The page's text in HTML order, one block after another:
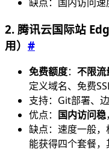
2. 腾讯云国际站
用） #
免费额度： 不限流
定义域名、免费
支持：Git部署、
优点： 国内访问稳
缺点：速度一般
能获得四个套餐